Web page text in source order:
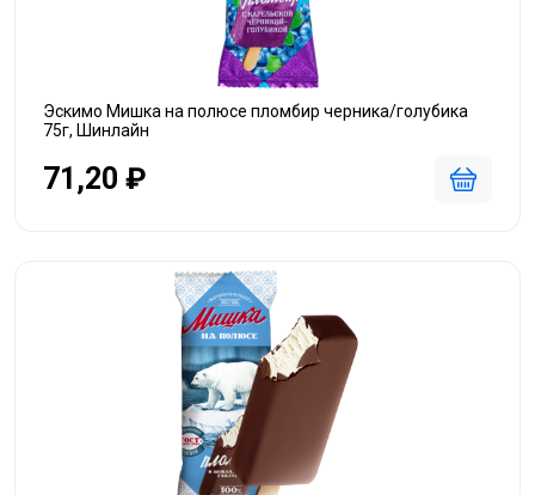
Эскимо Мишка на полюсе пломбир черника/голубика
75г, Шинлайн
71,20 ₽